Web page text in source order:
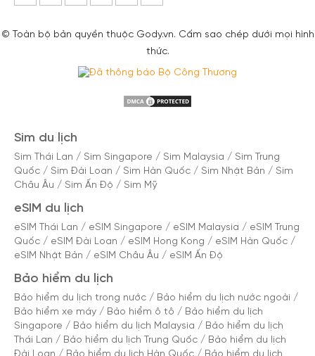
© Toàn bộ bản quyền thuộc Gody.vn. Cấm sao chép dưới mọi hình
thức.
Sim du lịch
Sim Thái Lan / Sim Singapore / Sim Malaysia / Sim Trung
Quốc / Sim Đài Loan / Sim Hàn Quốc / Sim Nhật Bản / Sim
Châu Âu / Sim Ấn Độ / Sim Mỹ
eSIM du lịch
eSIM Thái Lan / eSIM Singapore / eSIM Malaysia / eSIM Trung
Quốc / eSIM Đài Loan / eSIM Hong Kong / eSIM Hàn Quốc /
eSIM Nhật Bản / eSIM Châu Âu / eSIM Ấn Độ
Bảo hiểm du lịch
Bảo hiểm du lịch trong nước / Bảo hiểm du lịch nước ngoài /
Bảo hiểm xe máy / Bảo hiểm ô tô / Bảo hiểm du lịch
Singapore / Bảo hiểm du lịch Malaysia / Bảo hiểm du lịch
Thái Lan / Bảo hiểm du lịch Trung Quốc / Bảo hiểm du lịch